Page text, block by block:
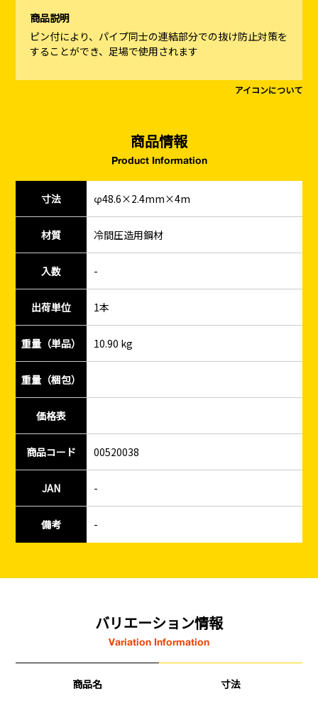
商品説明
ピン付により、パイプ同士の連結部分での抜け防止対策を
することができ、足場で使用されます
アイコンについて
商品情報
Product Information
寸法 φ48.6×2.4mm×4m
材質 冷間圧造用鋼材
入数 -
出荷単位 1本
重量（単品） 10.90 kg
重量（梱包）
価格表
商品コード 00520038
JAN -
備考 -
バリエーション情報
Variation Information
商品名 寸法